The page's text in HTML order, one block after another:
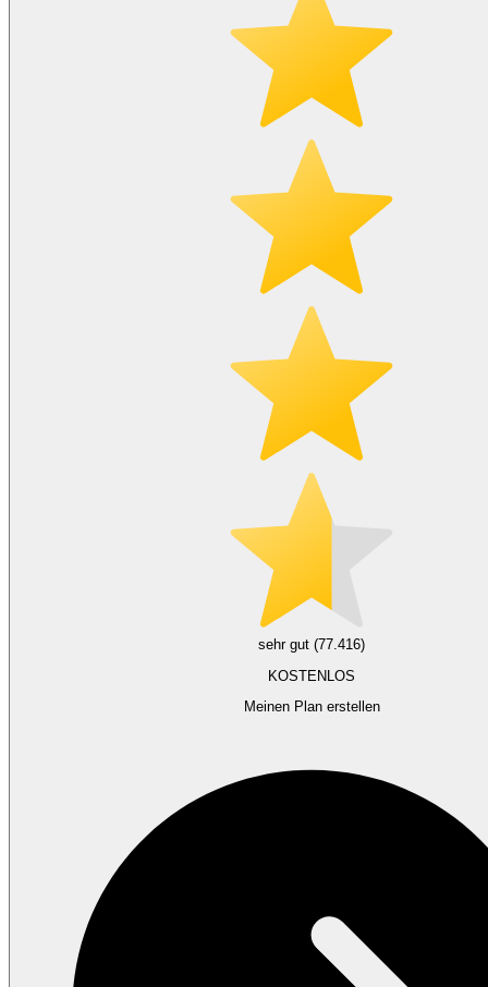
sehr gut (77.416)
KOSTENLOS
Meinen Plan erstellen